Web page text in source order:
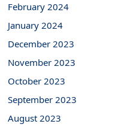
February 2024
January 2024
December 2023
November 2023
October 2023
September 2023
August 2023